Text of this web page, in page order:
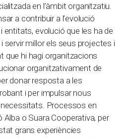
en l’àmbit organitzatiu.
a contribuir a l’evolució
entitats, evolució que les ha de
servir millor els seus projectes i
que hi hagi organitzacions
organitzativament de
donar resposta a les
i per impulsar nous
Processos en
o Suara Cooperativa, per
grans experiències